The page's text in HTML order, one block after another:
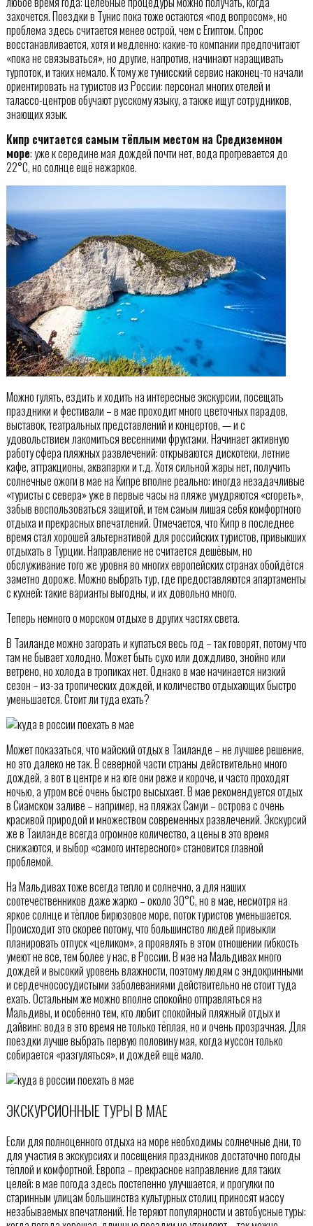
захочется. Поездки в Тунис пока тоже остаются «под вопросом», но
проблема здесь считается менее острой, чем с Египтом. Спрос
восстанавливается, хотя и медленно: какие-то компании предпочитают
«пока не связываться», но другие, напротив, начинают наращивать
турпоток, и таких немало. К тому же тунисский сервис наконец-то начали
ориентировать на туристов из России: персонал многих отелей и
талассо-центров обучают русскому языку, а также ищут сотрудников,
знающих язык.
Кипр считается самым тёплым местом на Средиземном
море: уже к середине мая дождей почти нет, вода прогревается до
22°C, но солнце ещё нежаркое.
Можно гулять, ездить и ходить на интересные экскурсии, посещать
праздники и фестивали – в мае проходит много цветочных парадов,
выставок, театральных представлений и концертов, — и с
удовольствием лакомиться весенними фруктами. Начинает активную
работу сфера пляжных развлечений: открываются дискотеки, летние
кафе, аттракционы, аквапарки и т.д. Хотя сильной жары нет, получить
солнечные ожоги в мае на Кипре вполне реально: иногда незадачливые
«туристы с севера» уже в первые часы на пляже умудряются «сгореть»,
забыв воспользоваться защитой, и тем самым лишая себя комфортного
отдыха и прекрасных впечатлений. Отмечается, что Кипр в последнее
время стал хорошей альтернативой для российских туристов, привыкших
отдыхать в Турции. Направление не считается дешёвым, но
обслуживание того же уровня во многих европейских странах обойдётся
заметно дороже. Можно выбрать тур, где предоставляются апартаменты
с кухней: такие варианты выгодны, и их довольно много.
Теперь немного о морском отдыхе в других частях света.
В Таиланде можно загорать и купаться весь год – так говорят, потому что
там не бывает холодно. Может быть сухо или дождливо, знойно или
ветрено, но холода в тропиках нет. Однако в мае начинается низкий
сезон – из-за тропических дождей, и количество отдыхающих быстро
уменьшается. Стоит ли туда ехать?
Может показаться, что майский отдых в Таиланде – не лучшее решение,
но это далеко не так. В северной части страны действительно много
дождей, а вот в центре и на юге они реже и короче, и часто проходят
ночью, а утром всё очень быстро высыхает. В мае рекомендуется отдых
в Сиамском заливе – например, на пляжах Самуи – острова с очень
красивой природой и множеством современных развлечений. Экскурсий
же в Таиланде всегда огромное количество, а цены в это время
снижаются, и выбор «самого интересного» становится главной
проблемой.
На Мальдивах тоже всегда тепло и солнечно, а для наших
соотечественников даже жарко – около 30°C, но в мае, несмотря на
яркое солнце и тёплое бирюзовое море, поток туристов уменьшается.
Происходит это скорее потому, что большинство людей привыкли
планировать отпуск «целиком», а проявлять в этом отношении гибкость
умеют не все, тем более у нас, в России. В мае на Мальдивах много
дождей и высокий уровень влажности, поэтому людям с эндокринными
и сердечнососудистыми заболеваниями действительно не стоит туда
ехать. Остальным же можно вполне спокойно отправляться на
Мальдивы, и особенно тем, кто любит спокойный пляжный отдых и
дайвинг: вода в это время не только тёплая, но и очень прозрачная. Для
поездки лучше выбрать первую половину мая, когда муссон только
собирается «разгуляться», и дождей ещё мало.
ЭКСКУРСИОННЫЕ ТУРЫ В МАЕ
Если для полноценного отдыха на море необходимы солнечные дни, то
для участия в экскурсиях и посещения праздников достаточно погоды
тёплой и комфортной. Европа – прекрасное направление для таких
целей: в мае погода здесь постепенно улучшается, и прогулки по
старинным улицам большинства культурных столиц приносят массу
незабываемых впечатлений. Не теряют популярности и автобусные туры: